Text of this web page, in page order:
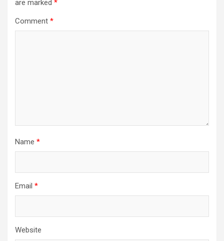
are marked *
Comment *
Name *
Email *
Website